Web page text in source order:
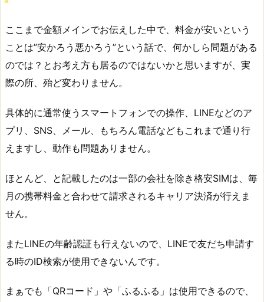
ここまで金額メインでお伝えした中で、料金が安いという
ことは”安かろう悪かろう”という話で、何かしら問題がある
のでは？とお考え方も居るのではないかと思いますが、実
際の所、殆ど変わりません。
具体的に通常使うスマートフォンでの操作、LINEなどのア
プリ、SNS、メール、もちろん電話などもこれまで通り行
えますし、動作も問題ありません。
ほとんど、と記載したのは一部の会社を除き格安SIMは、毎
月の携帯料金と合わせて請求されるキャリア決済が行えま
せん。
またLINEの年齢認証も行えないので、LINEで友だち申請す
る時のID検索が使用できないんです。
まぁでも「QRコード」や「ふるふる」は使用できるので、